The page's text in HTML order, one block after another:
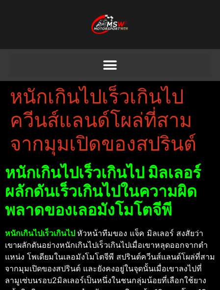
หนักเกินไปเร็วเกินไป
ควีนส์แลนด์โผล่ที่สาม
จากมุมเปิดของสปรินต์
หนักเกินไปเร็วเกินไป มิลเลอร์
ผลักดันเร็วเกินไปในความผิด
พลาดของเลอมังโมโตจีพี
หนักเกินไปเร็วเกินไป หัวหน้าทีมของ แจ็ค มิลเลอร์ สงสัยว่า
เขาผลักดันอย่างหนักเกินไปเร็วเกินไปเมื่อเขาหลุดออกจากตํา
แหน่ง โพเดียมในเลอมังโมโตจีพี สปรินต์ควีนส์แลนด์โผล่ที่สาม
จากมุมเปิดของสปรินต์ และยังคงอยู่ในจุดนั้นเมื่อเขาลงไปที่
ลามูเซ่บนรอบ2มิลเลอร์เป็นหนึ่งในชนกลุ่มน้อยที่เลือกใช้ยาง